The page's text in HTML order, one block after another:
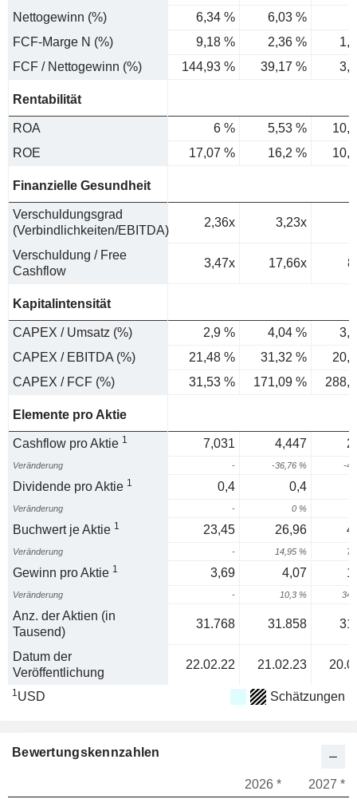
Nettogewinn (%)
6,34 % 6,03 %
FCF-Marge N (%)
9,18 % 2,36 %
FCF / Nettogewinn (%)
144,93 % 39,17 %
Rentabilität
ROA 6 % 5,53 %
ROE
17,07 % 16,2 %
Finanzielle Gesundheit
Verschuldungsgrad
(Verbindlichkeiten/EBITDA)
2,36x 3,23x
Verschuldung / Free
Cashflow
3,47x 17,66x
Kapitalintensität
CAPEX / Umsatz (%) 2,9 % 4,04 %
CAPEX / EBITDA (%)
21,48 % 31,32 %
CAPEX / FCF (%)
31,53 % 171,09 %
Elemente pro Aktie
Cashflow pro Aktie 1 7,031 4,447
Veränderung - -36,76 % -
Dividende pro Aktie 1 0,4 0,4
Veränderung - 0 %
Buchwert je Aktie 1 23,45 26,96
Veränderung - 14,95 %
Gewinn pro Aktie 1 3,69 4,07
Veränderung - 10,3 %
Anz. der Aktien (in
Tausend)
31.768 31.858
Datum der
Veröffentlichung
22.02.22 21.02.23
1USD Schätzungen
Bewertungskennzahlen
2026 * 2027 *